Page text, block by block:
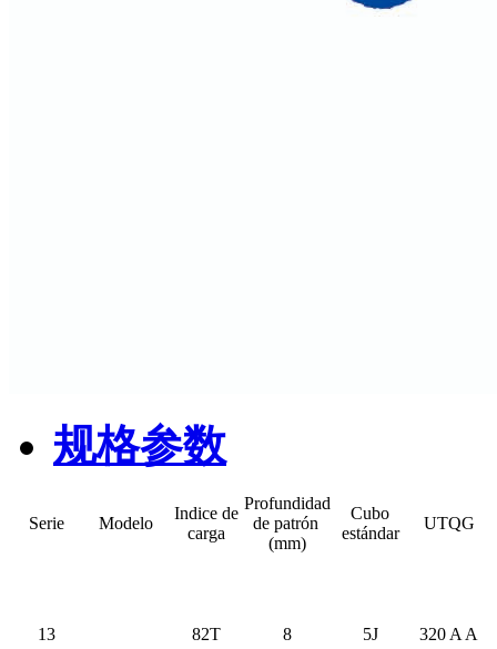
规格参数
Serie Modelo
Indice de
carga
Profundidad
de patrón
(mm)
Cubo
estándar
UTQG
13 82T 8 5J 320 A A